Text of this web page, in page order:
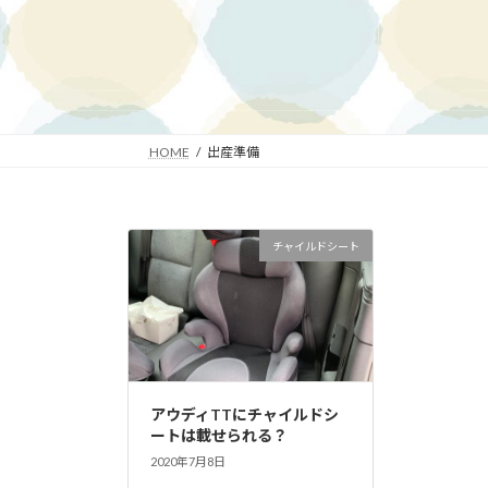
HOME 出産準備
チャイルドシート
アウディTTにチャイルドシ
ートは載せられる？
2020年7月8日